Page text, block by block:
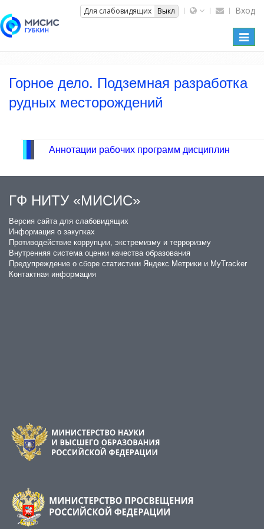
Для слабовидящих Выкл Вход
Горное дело. Подземная разработка
рудных месторождений
Аннотации рабочих программ дисциплин
ГФ НИТУ «МИСИС»
​Версия сайта для слабовидящих
Информация о закупках
Противодействие коррупции, экстремизму и терроризму
Внутренняя система оценки качества образования
Предупреждение о сборе статистики Яндекс Метрики и MyTracker
Контактная информация